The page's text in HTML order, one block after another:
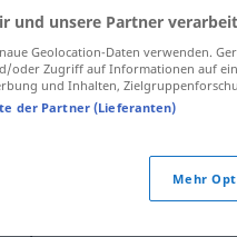
und unsere Partner
Geolocation-Daten verwenden.
oder Zugriff auf Informationen auf
und Inhalten,
der Partner (Lieferanten)
Mehr